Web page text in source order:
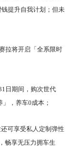
提升自我计划；但未
拉将开启「全系限时
日期间，购次世代
，养车0成本；
可享受私人定制弹性
畅享无压力拥车生